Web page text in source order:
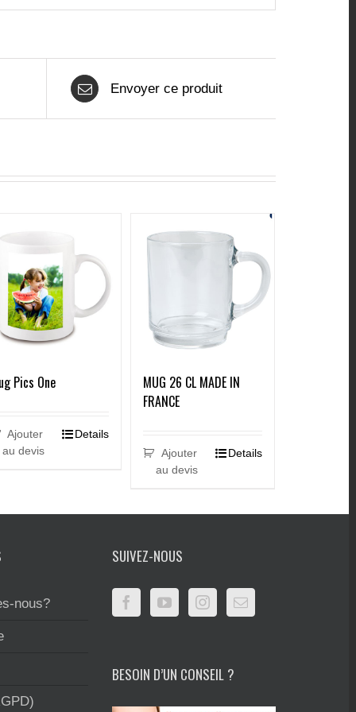
Envoyer ce produit
Pics One
Ajouter
au devis
Details
MUG 26 CL MADE IN
FRANCE
Ajouter
au devis
Details
nous?
SUIVEZ-NOUS
BESOIN D’UN CONSEIL ?